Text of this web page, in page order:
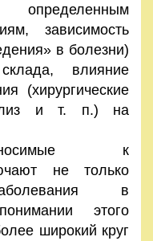
зависимость
в болезни)
влияние
(хирургические
и т. п.) на
к
не только
в
этого
широкий круг